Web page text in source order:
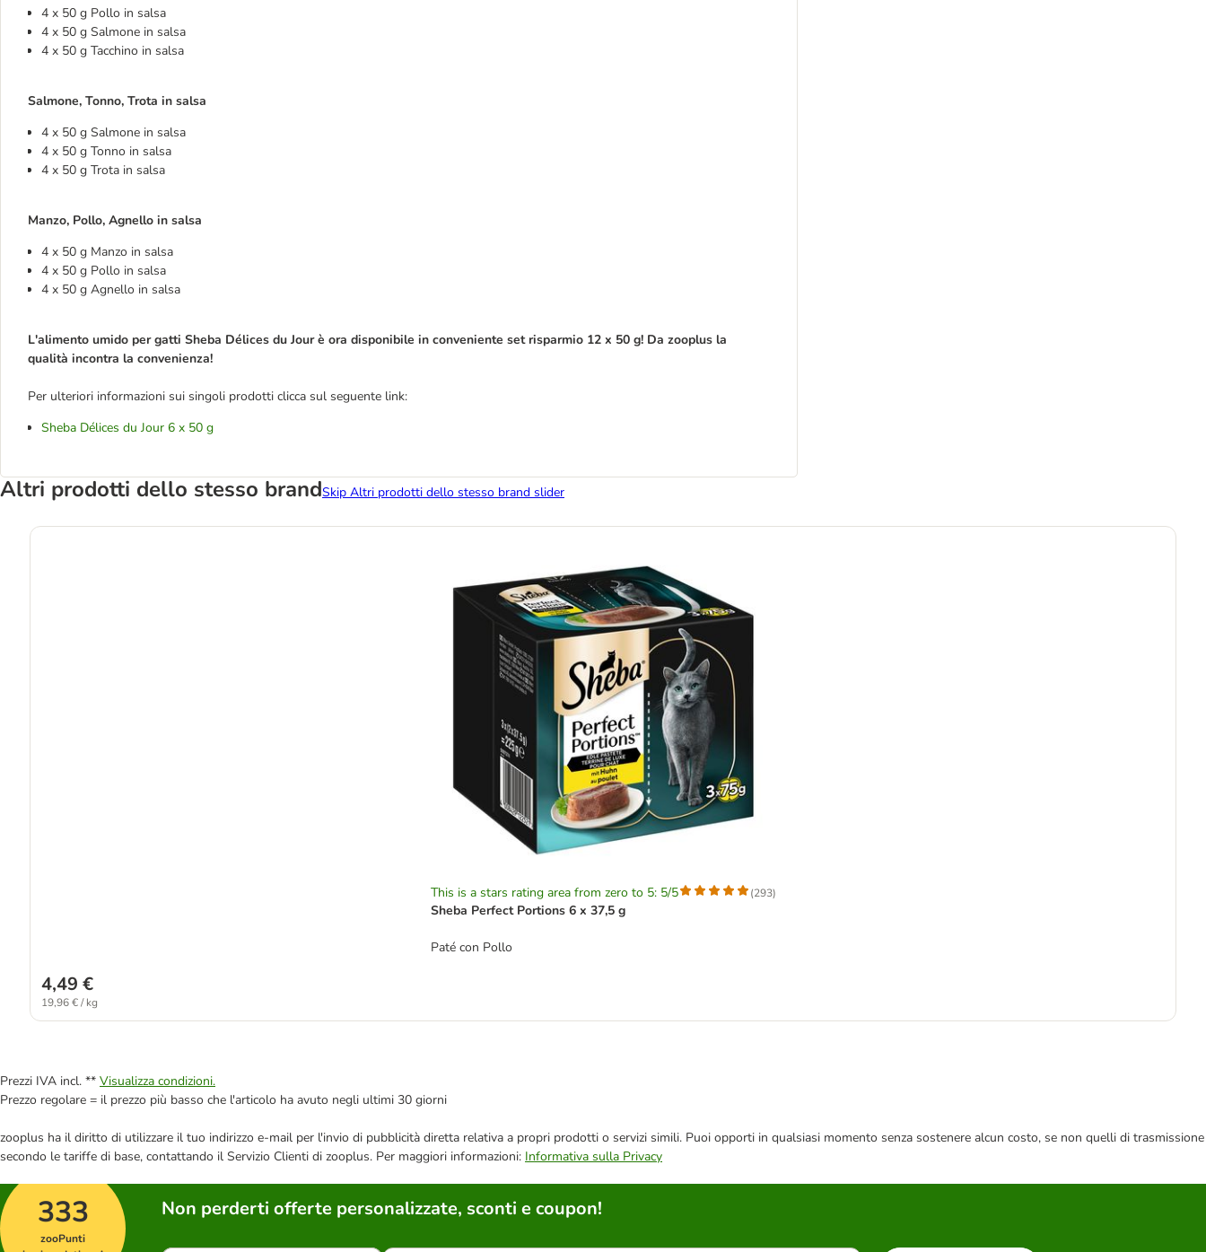
4 x 50 g Pollo in salsa
4 x 50 g Salmone in salsa
4 x 50 g Tacchino in salsa
Salmone, Tonno, Trota in salsa
4 x 50 g Salmone in salsa
4 x 50 g Tonno in salsa
4 x 50 g Trota in salsa
Manzo, Pollo, Agnello in salsa
4 x 50 g Manzo in salsa
4 x 50 g Pollo in salsa
4 x 50 g Agnello in salsa
L'alimento umido per gatti Sheba Délices du Jour è ora disponibile in conveniente set risparmio 12 x 50 g! Da zooplus la
qualità incontra la convenienza!
Per ulteriori informazioni sui singoli prodotti clicca sul seguente link:
Sheba Délices du Jour 6 x 50 g
Altri prodotti dello stesso brandSkip Altri prodotti dello stesso brand slider
This is a stars rating area from zero to 5: 5/5 (293)
Sheba Perfect Portions 6 x 37,5 g
Paté con Pollo
4,49 €
19,96 € / kg
Prezzi IVA incl. ** Visualizza condizioni.
Prezzo regolare = il prezzo più basso che l'articolo ha avuto negli ultimi 30 giorni
zooplus ha il diritto di utilizzare il tuo indirizzo e-mail per l'invio di pubblicità diretta relativa a propri prodotti o servizi simili. Puoi opporti in qualsiasi momento senza sostenere alcun costo, se non quelli di trasmissione
secondo le tariffe di base, contattando il Servizio Clienti di zooplus. Per maggiori informazioni: Informativa sulla Privacy
333
zooPunti
Non perderti offerte personalizzate, sconti e coupon!